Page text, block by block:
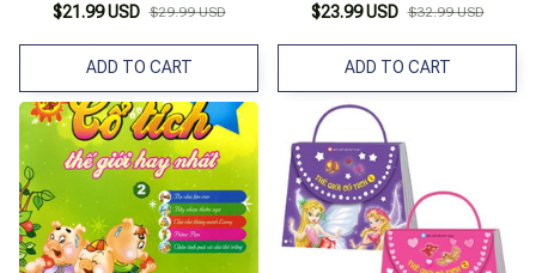
$21.99 USD $29.99 USD
ADD TO CART
$23.99 USD $32.99 USD
ADD TO CART